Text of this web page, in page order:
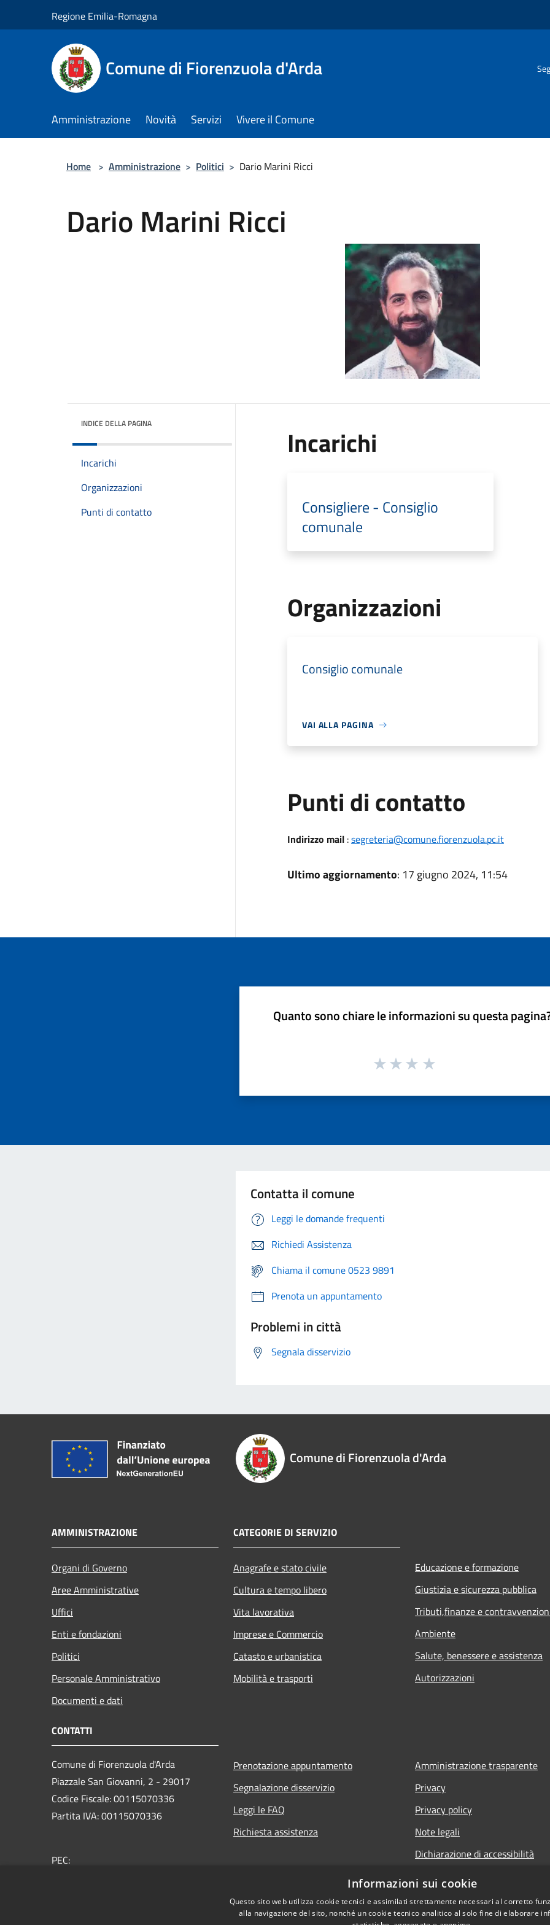
Regione Emilia-Romagna
Comune di Fiorenzuola d'Arda
Amministrazione Novità Servizi Vivere il Comune
Home > Amministrazione > Politici > Dario Marini Ricci
Dario Marini Ricci
INDICE DELLA PAGINA
Incarichi
Organizzazioni
Punti di contatto
Incarichi
Consigliere - Consiglio
comunale
Organizzazioni
Consiglio comunale
VAI ALLA PAGINA
Punti di contatto
Indirizzo mail:segreteria@comune.fiorenzuola.pc.it
Ultimo aggiornamento: 17 giugno 2024, 11:54
Quanto sono chiare le informazioni su questa
Contatta il comune
Leggi le domande frequenti
Richiedi Assistenza
Chiama il comune 0523 9891
Prenota un appuntamento
Problemi in città
Segnala disservizio
Comune di Fiorenzuola d'Arda
AMMINISTRAZIONE
Organi di Governo
Aree Amministrative
Uffici
Enti e fondazioni
Politici
Personale Amministrativo
Documenti e dati
CATEGORIE DI SERVIZIO
Anagrafe e stato civile
Cultura e tempo libero
Vita lavorativa
Imprese e Commercio
Catasto e urbanistica
Mobilità e trasporti
Educazione e formazione
Giustizia e sicurezza pubblica
Tributi,finanze e
Ambiente
Salute, benessere e assistenza
Autorizzazioni
CONTATTI
Comune di Fiorenzuola d'Arda
Piazzale San Giovanni, 2 - 29017
Codice Fiscale: 00115070336
Partita IVA: 00115070336
PEC:
Prenotazione appuntamento
Segnalazione disservizio
Leggi le FAQ
Richiesta assistenza
Amministrazione trasparente
Privacy
Privacy policy
Note legali
Dichiarazione di accessibilità
Informazioni sui cookie
Questo sito web utilizza cookie tecnici e assimilati strettamente necessari al corretto
alla navigazione del sito, nonché un cookie tecnico analitico al solo fine di elaborare